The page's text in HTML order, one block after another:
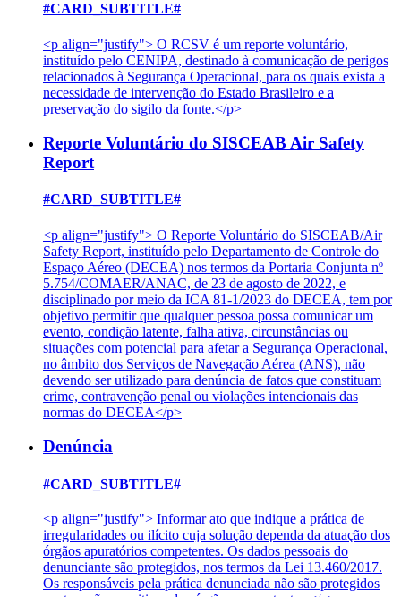
#CARD_SUBTITLE#
<p align="justify"> O RCSV é um reporte voluntário,
instituído pelo CENIPA, destinado à comunicação de perigos
relacionados à Segurança Operacional, para os quais exista a
necessidade de intervenção do Estado Brasileiro e a
preservação do sigilo da fonte.</p>
Reporte Voluntário do SISCEAB Air Safety
Report
#CARD_SUBTITLE#
<p align="justify"> O Reporte Voluntário do SISCEAB/Air
Safety Report, instituído pelo Departamento de Controle do
Espaço Aéreo (DECEA) nos termos da Portaria Conjunta nº
5.754/COMAER/ANAC, de 23 de agosto de 2022, e
disciplinado por meio da ICA 81-1/2023 do DECEA, tem por
objetivo permitir que qualquer pessoa possa comunicar um
evento, condição latente, falha ativa, circunstâncias ou
situações com potencial para afetar a Segurança Operacional,
no âmbito dos Serviços de Navegação Aérea (ANS), não
devendo ser utilizado para denúncia de fatos que constituam
crime, contravenção penal ou violações intencionais das
normas do DECEA</p>
Denúncia
#CARD_SUBTITLE#
<p align="justify"> Informar ato que indique a prática de
irregularidades ou ilícito cuja solução dependa da atuação dos
órgãos apuratórios competentes. Os dados pessoais do
denunciante são protegidos, nos termos da Lei 13.460/2017.
Os responsáveis pela prática denunciada não são protegidos